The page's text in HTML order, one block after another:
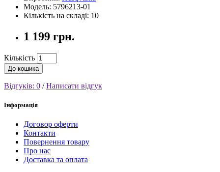
Модель: 5796213-01
Кількість на складі: 10
1 199 грн.
Кількість
До кошика
Відгуків: 0 /Написати відгук
Інформація
Договор оферти
Контакти
Повернення товару
Про нас
Доставка та оплата